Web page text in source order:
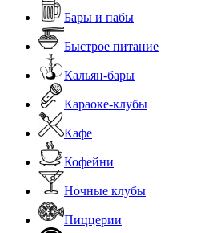
Бары и пабы
Быстрое питание
Кальян-бары
Караоке-клубы
Кафе
Кофейни
Ночные клубы
Пиццерии